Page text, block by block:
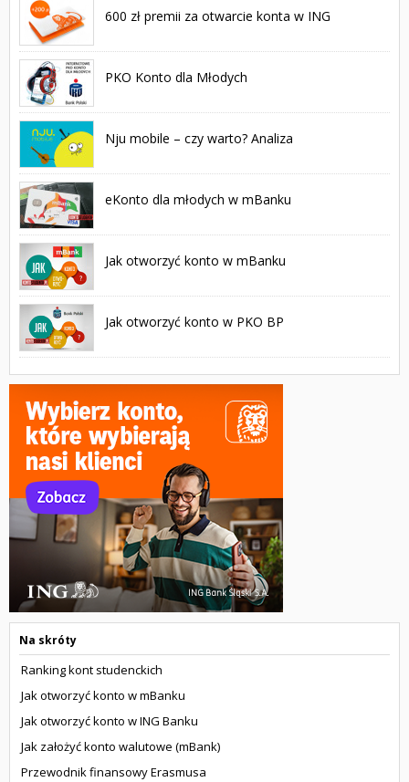
600 zł premii za otwarcie konta w ING
PKO Konto dla Młodych
Nju mobile – czy warto? Analiza
eKonto dla młodych w mBanku
Jak otworzyć konto w mBanku
Jak otworzyć konto w PKO BP
Na skróty
Ranking kont studenckich
Jak otworzyć konto w mBanku
Jak otworzyć konto w ING Banku
Jak założyć konto walutowe (mBank)
Przewodnik finansowy Erasmusa